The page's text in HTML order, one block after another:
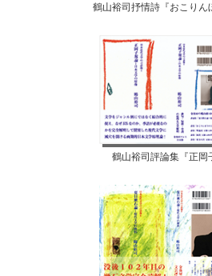
鶴山裕司抒情詩『おこりん
鶴山裕司評論集『正岡